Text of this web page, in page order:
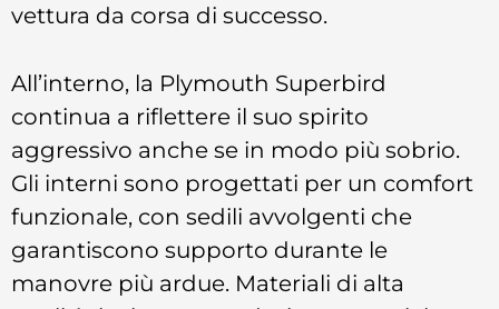
vettura da corsa di successo.
All’interno, la Plymouth Superbird
continua a riflettere il suo spirito
aggressivo anche se in modo più sobrio.
Gli interni sono progettati per un comfort
funzionale, con sedili avvolgenti che
garantiscono supporto durante le
manovre più ardue. Materiali di alta